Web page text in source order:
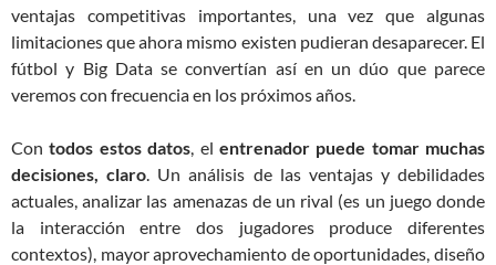
ventajas competitivas importantes, una vez que algunas
limitaciones que ahora mismo existen pudieran desaparecer. El
fútbol y Big Data se convertían así en un dúo que parece
veremos con frecuencia en los próximos años.
Contodos estos datos, el entrenador puede tomar muchas
decisiones, claro. Un análisis de las ventajas y debilidades
actuales, analizar las amenazas de un rival (es un juego donde
la interacción entre dos jugadores produce diferentes
contextos), mayor aprovechamiento de oportunidades, diseño